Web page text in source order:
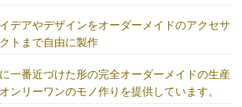
デアやデザインをオーダーメイドのアクセサ
トまで自由に製作
一番近づけた形の完全オーダーメイドの生産
ンリーワンのモノ作りを提供しています。